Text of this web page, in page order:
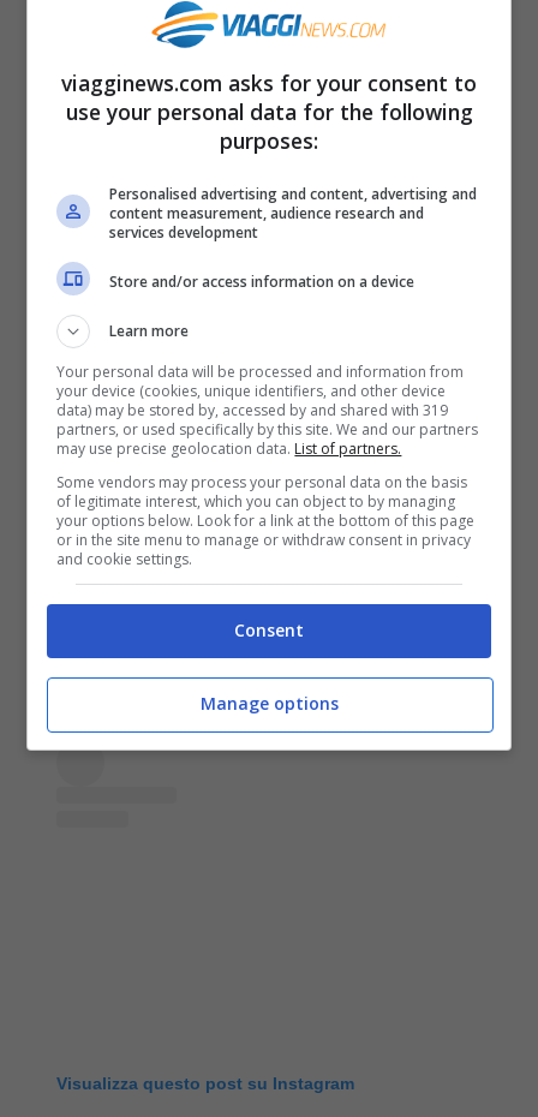
aspettarsi davvero (credit: IG @chocostorytorino) –
Il percorso parte dalle origini– sì, si parla
trasformato i semi di cacao in qualcosa di
prezioso – e procede come un viaggio nel
tempo fino alla Torino che, oggi, del
gianduiotto ha fatto quasi una bandiera.
Tutto è pensato per essere toccato,
esplorato, ascoltato. Le postazioni
interattive sono quel tipo di dettaglio che
fa brillare gli occhi ai bambini, ma vi
assicuriamo che funziona anche sugli
adulti che fingono di essere seri.
Visualizza questo post su Instagram
viagginews.com asks for your consent to
use your personal data for the following
purposes:
Personalised advertising and content, advertising and
content measurement, audience research and
services development
Store and/or access information on a device
Learn more
Your personal data will be processed and information from
your device (cookies, unique identifiers, and other device
data) may be stored by, accessed by and shared with 319
partners, or used specifically by this site. We and our partners
may use precise geolocation data. List of partners.
Some vendors may process your personal data on the basis
of legitimate interest, which you can object to by managing
your options below. Look for a link at the bottom of this page
or in the site menu to manage or withdraw consent in privacy
and cookie settings.
Consent
Manage options